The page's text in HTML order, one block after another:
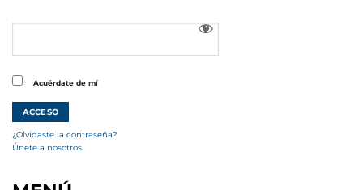
Acuérdate de mí
¿Olvidaste la contraseña?
Únete a nosotros